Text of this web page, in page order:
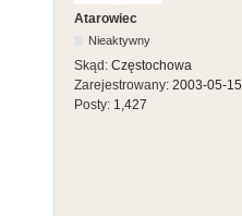
Atarowiec
Nieaktywny
Skąd: Częstochowa
Zarejestrowany: 2003-05-15
Posty: 1,427